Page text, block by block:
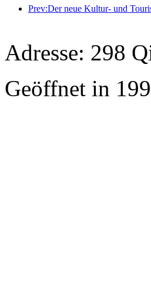
Adresse: 298
Geöffnet in